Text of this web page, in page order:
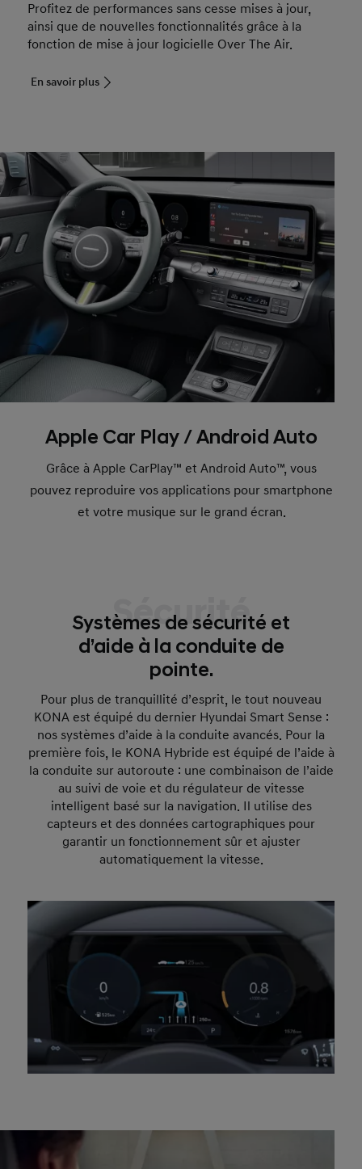
Profitez de performances sans cesse mises à jour,
ainsi que de nouvelles fonctionnalités grâce à la
fonction de mise à jour logicielle Over The Air.
En savoir plus
Apple Car Play / Android Auto
Grâce à Apple CarPlay™ et Android Auto™, vous
pouvez reproduire vos applications pour smartphone
et votre musique sur le grand écran.
Sécurité
Systèmes de sécurité et
d’aide à la conduite de
pointe.
Pour plus de tranquillité d’esprit, le tout nouveau
KONA est équipé du dernier Hyundai Smart Sense :
nos systèmes d’aide à la conduite avancés. Pour la
première fois, le KONA Hybride est équipé de l’aide à
la conduite sur autoroute : une combinaison de l’aide
au suivi de voie et du régulateur de vitesse
intelligent basé sur la navigation. Il utilise des
capteurs et des données cartographiques pour
garantir un fonctionnement sûr et ajuster
automatiquement la vitesse.